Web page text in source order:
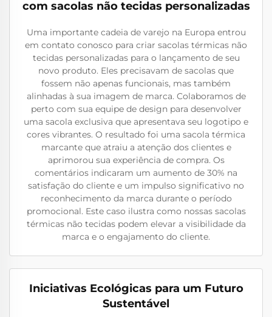
com sacolas não tecidas personalizadas
Uma importante cadeia de varejo na Europa entrou
em contato conosco para criar sacolas térmicas não
tecidas personalizadas para o lançamento de seu
novo produto. Eles precisavam de sacolas que
fossem não apenas funcionais, mas também
alinhadas à sua imagem de marca. Colaboramos de
perto com sua equipe de design para desenvolver
uma sacola exclusiva que apresentava seu logotipo e
cores vibrantes. O resultado foi uma sacola térmica
marcante que atraiu a atenção dos clientes e
aprimorou sua experiência de compra. Os
comentários indicaram um aumento de 30% na
satisfação do cliente e um impulso significativo no
reconhecimento da marca durante o período
promocional. Este caso ilustra como nossas sacolas
térmicas não tecidas podem elevar a visibilidade da
marca e o engajamento do cliente.
Iniciativas Ecológicas para um Futuro
Sustentável